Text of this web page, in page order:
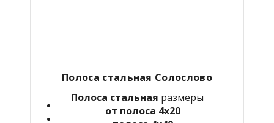
Полоса стальная Солослово
Полоса стальная размеры
от полоса 4х20